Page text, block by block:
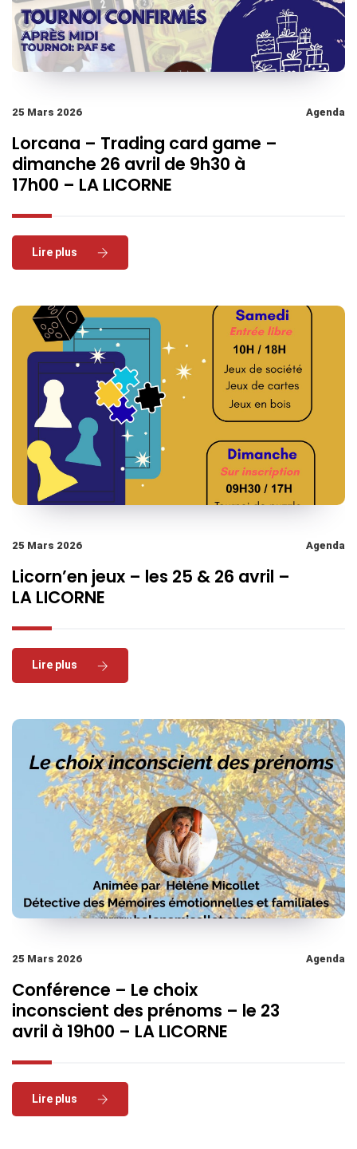
25 Mars 2026 Agenda
Lorcana – Trading card game –
dimanche 26 avril de 9h30 à
17h00 – LA LICORNE
Read More
25 Mars 2026 Agenda
Licorn’en jeux – les 25 & 26 avril –
LA LICORNE
Read More
25 Mars 2026 Agenda
Conférence – Le choix
inconscient des prénoms – le 23
avril à 19h00 – LA LICORNE
Read More